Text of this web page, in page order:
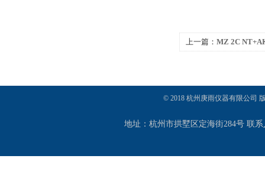
上一篇： MZ 2C
© 2018 杭州庚雨仪器有限公司
地址：杭州市拱墅区定海街284号 联